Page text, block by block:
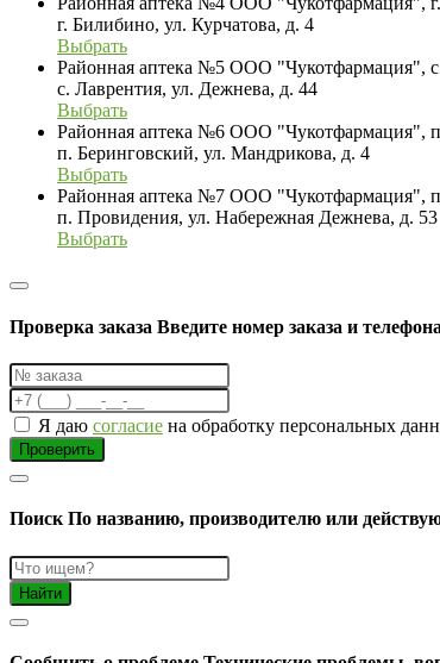
г. Билибино, ул. Курчатова, д. 4
Выбрать
Районная аптека №5 ООО "Чукотфармация",
с. Лаврентия, ул. Дежнева, д. 44
Выбрать
Районная аптека №6 ООО "Чукотфармация",
п. Беринговский, ул. Мандрикова, д. 4
Выбрать
Районная аптека №7 ООО "Чукотфармация",
п. Провидения, ул. Набережная Дежнева, д. 53
Выбрать
Проверка заказа Введите номер заказа и телефона
Я даю согласие на обработку персональных
Проверить
Поиск По названию, производителю или
Найти